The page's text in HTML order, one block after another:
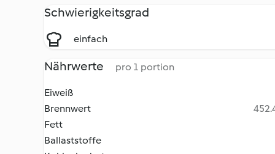
Schwierigkeitsgrad
einfach
Nährwerte pro 1 portion
Eiweiß
Brennwert
Fett
Ballaststoffe